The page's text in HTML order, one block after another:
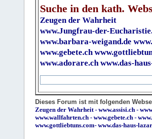
Suche in den kath.
Zeugen der Wahrheit
www.Jungfrau-der-
www.barbara-weigand.de
www.gebete.ch
www.adorare.ch www.das-
Dieses Forum ist mit folgenden
Zeugen der Wahrheit- www.assisi.ch -
www.wallfahrten.ch - www.gebete.ch -
www.gottliebtuns.com- www.das-haus-